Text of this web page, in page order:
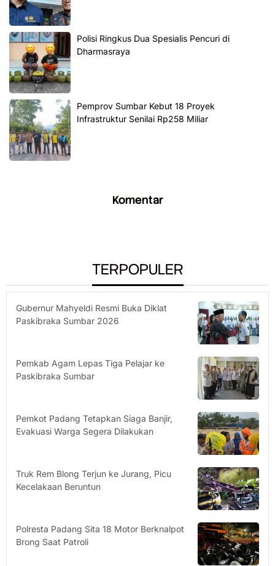
Polisi Ringkus Dua Spesialis Pencuri di
Dharmasraya
Pemprov Sumbar Kebut 18 Proyek
Infrastruktur Senilai Rp258 Miliar
Komentar
TERPOPULER
Gubernur Mahyeldi Resmi Buka Diklat
Paskibraka Sumbar 2026
Pemkab Agam Lepas Tiga Pelajar ke
Paskibraka Sumbar
Pemkot Padang Tetapkan Siaga Banjir,
Evakuasi Warga Segera Dilakukan
Truk Rem Blong Terjun ke Jurang, Picu
Kecelakaan Beruntun
Polresta Padang Sita 18 Motor Berknalpot
Brong Saat Patroli